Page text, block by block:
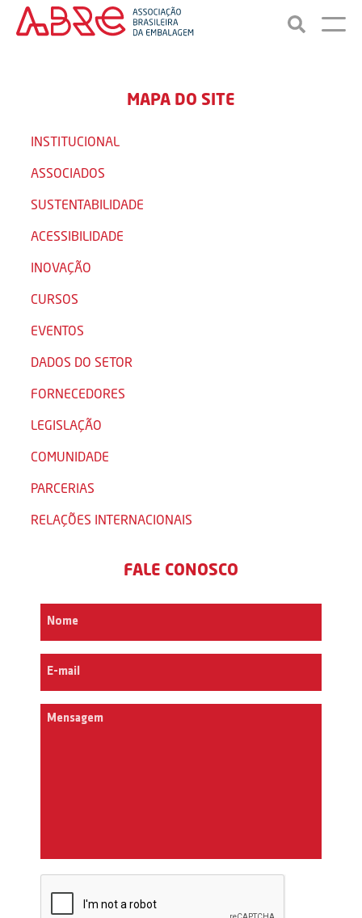
MAPA DO SITE
INSTITUCIONAL
ASSOCIADOS
SUSTENTABILIDADE
ACESSIBILIDADE
INOVAÇÃO
CURSOS
EVENTOS
DADOS DO SETOR
FORNECEDORES
LEGISLAÇÃO
COMUNIDADE
PARCERIAS
RELAÇÕES INTERNACIONAIS
FALE CONOSCO